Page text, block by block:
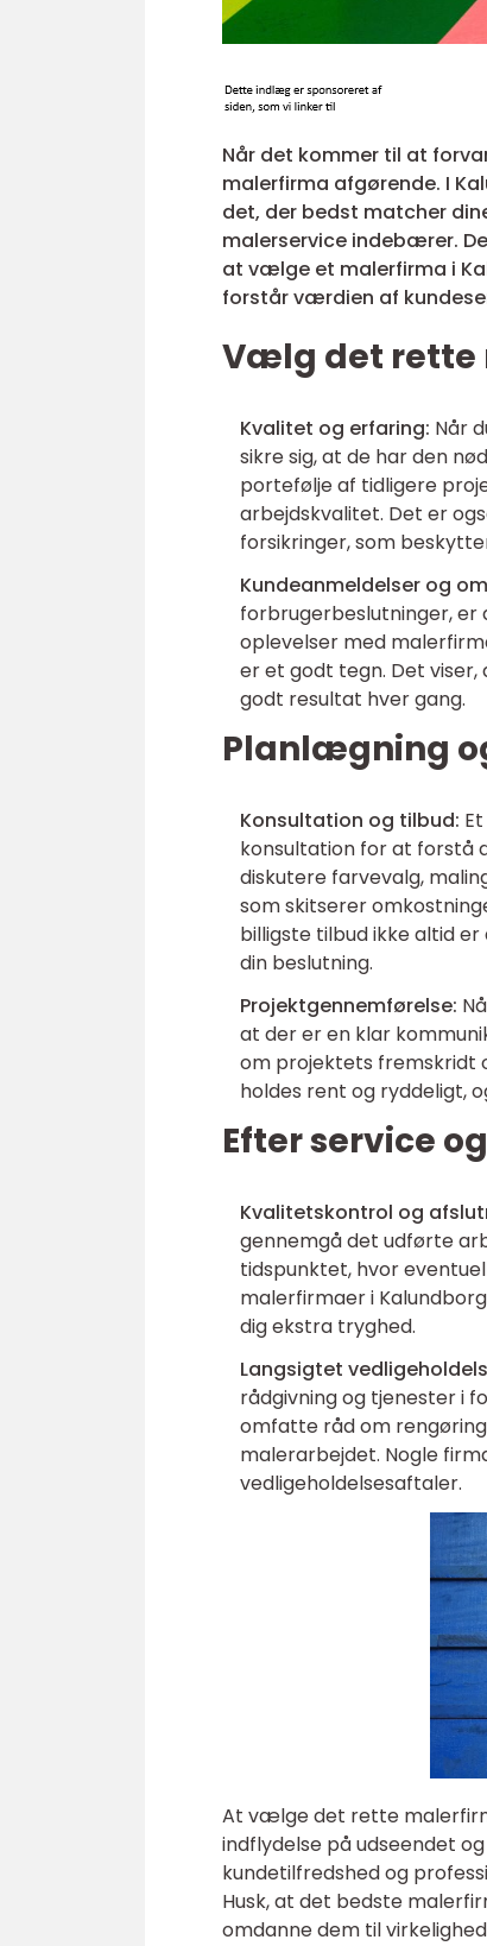
Når det kommer til at
malerfirma afgørende. I
det, der bedst matcher
malerservice indebærer.
at vælge et malerfirma i
forstår værdien af
Vælg det
Kvalitet og erfaring: Når
sikre sig, at de har den
portefølje af tidligere
arbejdskvalitet. Det er
forsikringer, som
Kundeanmeldelser og
forbrugerbeslutninger, er
oplevelser med
er et godt tegn. Det
godt resultat hver gang.
Planlægning
Konsultation og tilbud:
konsultation for at forstå
diskutere farvevalg,
som skitserer
billigste tilbud ikke altid
din beslutning.
Projektgennemførelse:
at der er en klar
om projektets fremskridt
holdes rent og ryddeligt,
Efter service
Kvalitetskontrol og
gennemgå det udførte
tidspunktet, hvor
malerfirmaer i
dig ekstra tryghed.
Langsigtet
rådgivning og tjenester i
omfatte råd om
malerarbejdet. Nogle
vedligeholdelsesaftaler.
At vælge det rette
indflydelse på udseendet
kundetilfredshed og
Husk, at det bedste
omdanne dem til